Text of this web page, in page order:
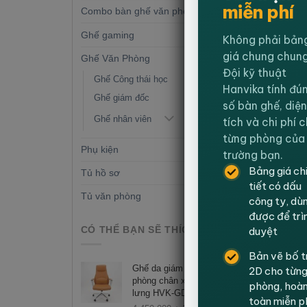
Combo bàn ghế văn phòng (8)
Ghế gaming
Ghế Văn Phòng
Ghế Công thái học
Ghế giám đốc
Ghế nhân viên
Phụ kiện
Tủ hồ sơ (4)
Tủ văn phòng
CÓ THỂ BẠN SẼ THÍCH
Ghế da giám đốc, ghế văn
phòng chân xoay, có ngả
lưng HVK-GD37 Cam
miễn phí
Không phải
giá chung
Đội kỹ thuật
Hanvika tính
số bàn ghế, diện
tích và chi phí
từng phòng của
trường bạn.
Bảng giá chi
tiết có dấu
công ty,
được để
duyệt
Bản vẽ bố
2D cho từng
phòng,
toàn miễn